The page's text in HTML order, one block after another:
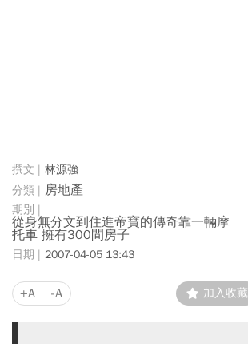
林源強
房地產
從身無分文到住進帝寶的傳奇靠一輛摩
托車 擁有300間房子
2007-04-05 13:43
+A -A 加入收藏